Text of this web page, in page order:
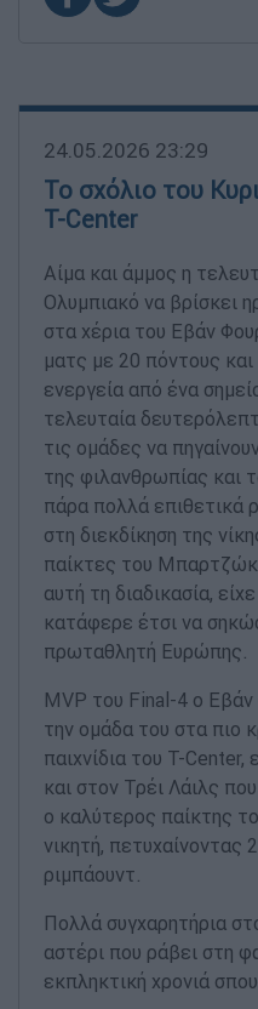
24.05.2026 23:29
Το σχόλιο του
T-Center
Αίμα και άμμος η
Ολυμπιακό να βρίσκει
στα χέρια του Εβάν
ματς με 20 πόντους
ενεργεία από ένα
τελευταία
τις ομάδες να
της φιλανθρωπίας και
πάρα πολλά επιθετικά
στη διεκδίκηση της
παίκτες του
αυτή τη διαδικασία,
κατάφερε έτσι να
πρωταθλητή Ευρώπης.
MVP του Final-4 ο
την ομάδα του στα πιο
παιχνίδια του T-
και στον Τρέι Λάιλς
ο καλύτερος παίκτης
νικητή, πετυχαίνοντας
ριμπάουντ.
Πολλά συγχαρητήρια
αστέρι που ράβει στη
εκπληκτική χρονιά